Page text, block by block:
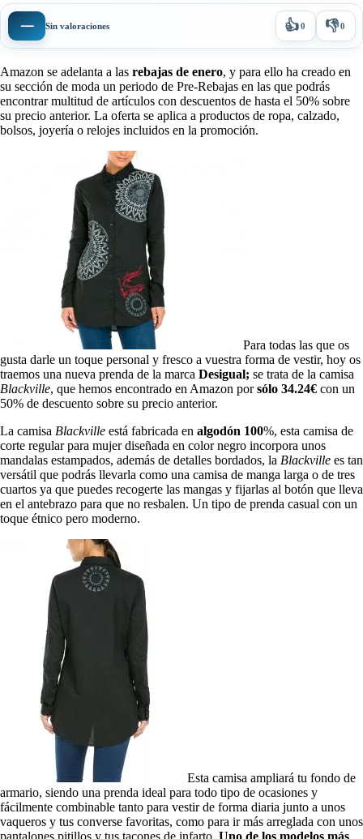
— Sin valoraciones 👍0 👎0
Amazon se adelanta a las rebajas de enero, y para ello ha creado en
su sección de moda un periodo de Pre-Rebajas en las que podrás
encontrar multitud de artículos con descuentos de hasta el 50% sobre
su precio anterior. La oferta se aplica a productos de ropa, calzado,
bolsos, joyería o relojes incluidos en la promoción.
Para todas las que os
gusta darle un toque personal y fresco a vuestra forma de vestir, hoy os
traemos una nueva prenda de la marca Desigual; se trata de la camisa
Blackville, que hemos encontrado en Amazon porsólo 34.24€ con un
50% de descuento sobre su precio anterior.
La camisa Blackville está fabricada en algodón 100%, esta camisa de
corte regular para mujer diseñada en color negro incorpora unos
mandalas estampados, además de detalles bordados, la Blackville es tan
versátil que podrás llevarla como una camisa de manga larga o de tres
cuartos ya que puedes recogerte las mangas y fijarlas al botón que lleva
en el antebrazo para que no resbalen. Un tipo de prenda casual con un
toque étnico pero moderno.
Esta camisa ampliará tu fondo de
armario, siendo una prenda ideal para todo tipo de ocasiones y
fácilmente combinable tanto para vestir de forma diaria junto a unos
vaqueros y tus converse favoritas, como para ir más arreglada con unos
pantalones pitillos y tus tacones de infarto. Uno de los modelos más